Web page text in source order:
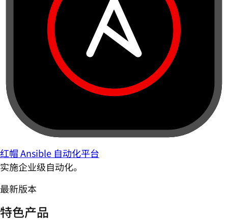
红帽 Ansible 自动化平台
实施企业级自动化。
最新版本
特色产品